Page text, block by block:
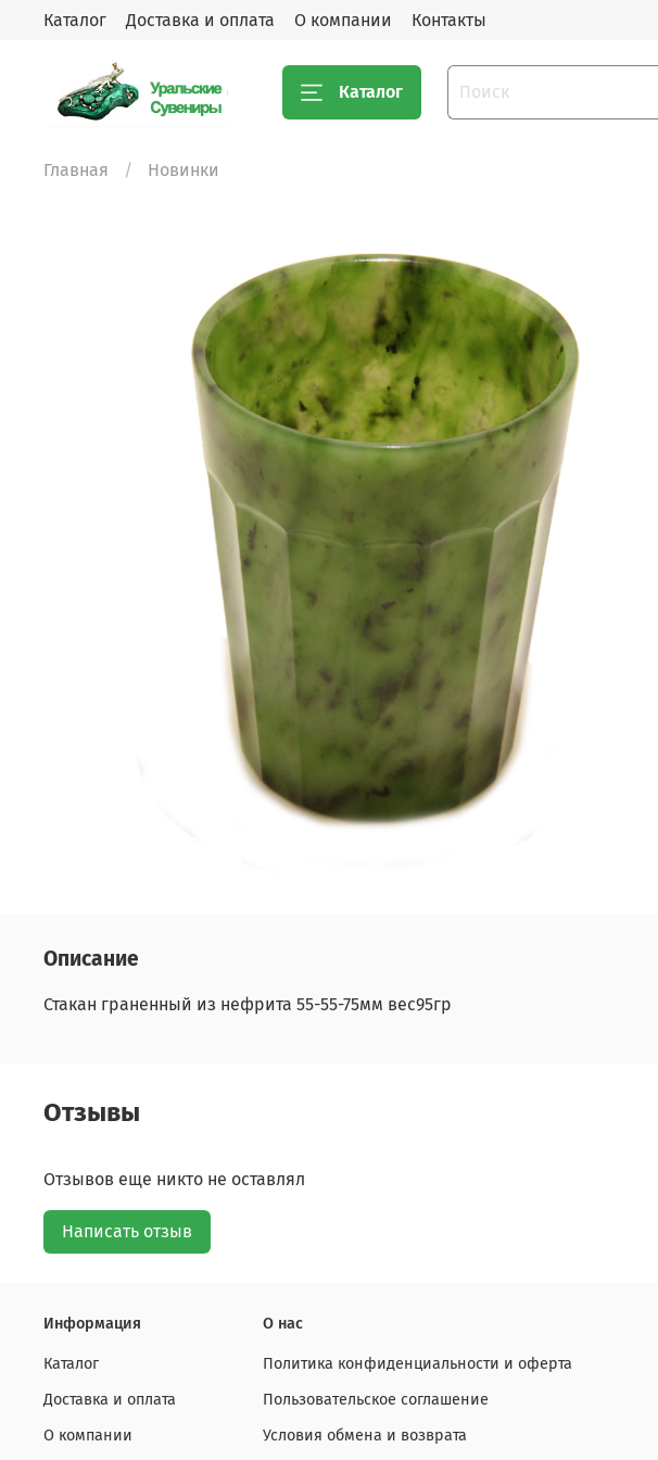
Каталог Доставка и оплата О компании Контакты
Каталог
Главная Новинки
Описание
Стакан граненный из нефрита 55-55-75мм вес95гр
Отзывы
Отзывов еще никто не оставлял
Написать отзыв
Информация
Каталог
Доставка и оплата
О компании
О нас
Политика конфиденциальности и оферта
Пользовательское соглашение
Условия обмена и возврата